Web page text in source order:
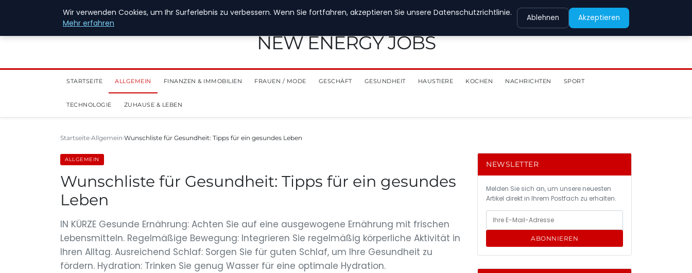
28. Juli 2026
NEW ENERGY JOBS
STARTSEITE ALLGEMEIN FINANZEN & IMMOBILIEN FRAUEN / MODE GESCHÄFT GESUNDHEIT HAUSTIERE KOCHEN NACHRICHTEN SPORT
TECHNOLOGIE ZUHAUSE & LEBEN
Startseite Allgemein Wunschliste für Gesundheit: Tipps für ein gesundes Leben
ALLGEMEIN
Wunschliste für Gesundheit: Tipps für ein gesundes
Leben
IN KÜRZE Gesunde Ernährung: Achten Sie auf eine ausgewogene Ernährung mit frischen
Lebensmitteln. Regelmäßige Bewegung: Integrieren Sie regelmäßig körperliche Aktivität in
Ihren Alltag. Ausreichend Schlaf: Sorgen Sie für guten Schlaf, um Ihre Gesundheit zu
fördern. Hydration: Trinken Sie genug Wasser für eine optimale Hydration.
NEWSLETTER
Melden Sie sich an, um unsere neuesten
Artikel direkt in Ihrem Postfach zu erhalten.
ABONNIEREN
Wir verwenden Cookies, um Ihr Surferlebnis zu verbessern. Wenn Sie fortfahren, akzeptieren Sie unsere Datenschutzrichtlinie.
Mehr erfahren
Ablehnen Akzeptieren